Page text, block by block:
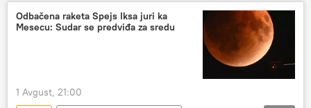
Odbačena raketa Spejs Iksa juri ka
Mesecu: Sudar se predviđa za sredu
1 Avgust, 21:00